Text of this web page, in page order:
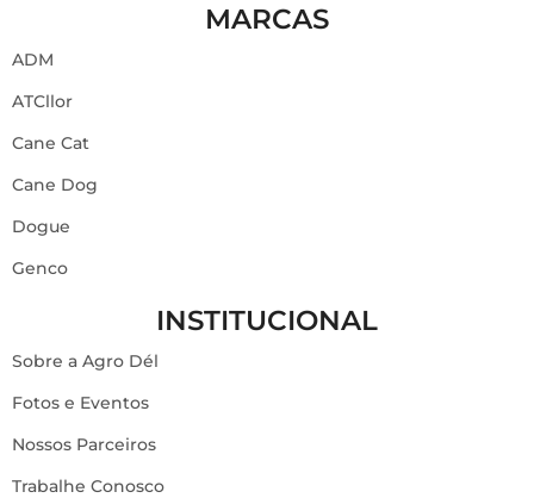
MARCAS
ADM
ATCllor
Cane Cat
Cane Dog
Dogue
Genco
INSTITUCIONAL
Sobre a Agro Dél
Fotos e Eventos
Nossos Parceiros
Trabalhe Conosco